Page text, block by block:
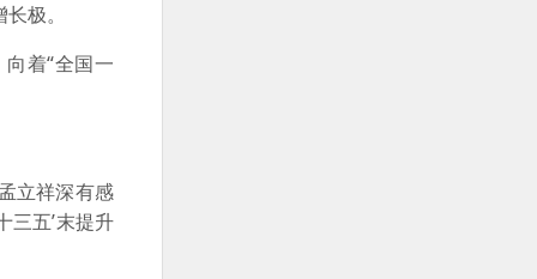
极。
着“全国一
立祥深有感
三五’末提升